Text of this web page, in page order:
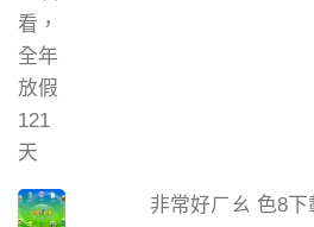
非常好ㄏㄠ 色8